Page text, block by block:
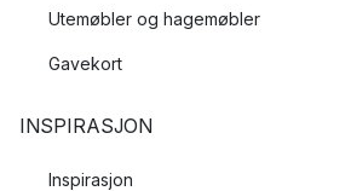
Utemøbler og hagemøbler
Gavekort
INSPIRASJON
Inspirasjon